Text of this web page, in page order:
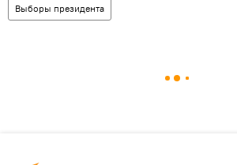
Выборы президента